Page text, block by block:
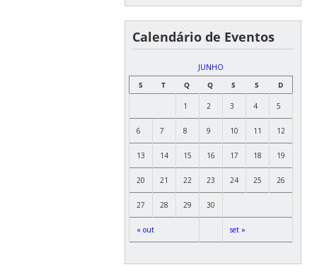
Calendário de Eventos
JUNHO
S
T Q Q S S D
« out set »
1 2 3 4 5
6 7 8 9 10 11 12
13 14 15 16 17 18 19
20 21 22 23 24 25 26
27 28 29 30